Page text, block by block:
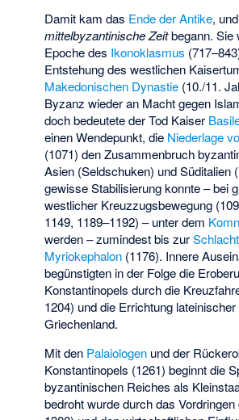
Damit kam das Ende der Antike,
mittelbyzantinische Zeitbegann. Sie
Epoche des Ikonoklasmus
Entstehung des westlichen
Makedonischen Dynastie(10./11.
Byzanz wieder an Macht gegen
doch bedeutete der Tod Kaiser
einen Wendepunkt, die Niederlage
(1071) den Zusammenbruch
Asien (Seldschuken) und Süditalien
gewisse Stabilisierung konnte – bei
westlicher Kreuzzugsbewegung
1149, 1189–1192) – unter dem
werden – zumindest bis zur
Myriokephalon(1176). Innere
begünstigten in der Folge die
Konstantinopels durch die
1204) und die Errichtung
Griechenland.
Mit den Palaiologenund der
Konstantinopels (1261) beginnt die
byzantinischen Reiches als
bedroht wurde durch das